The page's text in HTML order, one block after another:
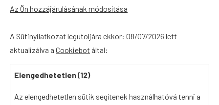
Az Ön hozzájárulásának módosítása
A Sütinyilatkozat legutoljára ekkor: 08/07/2026 lett
aktualizálva a Cookiebot által:
Elengedhetetlen (12)
Az elengedhetetlen sütik segítenek használhatóvá tenni a